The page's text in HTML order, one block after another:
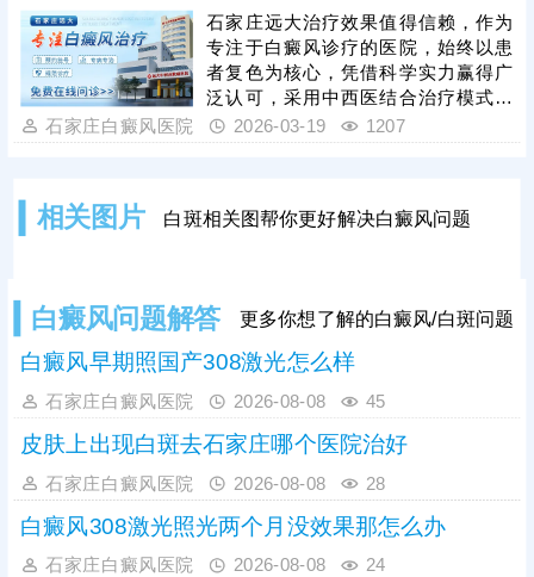
部位、时期、类型、成因等多种因素
确定一对一治疗方案，提升复色几率;
擅于运用中医方法调理患者身体环
境，濡养皮肤健康，与西医搭配，双
管齐下，由内而外消灭白斑，降低复
发风险。
石家庄远大治疗效果值得信赖，作为
专注于白癜风诊疗的医院，始终以患
者复色为核心，凭借科学实力赢得广
泛认可，采用中西医结合治疗模式，
内调体质、外治病灶，搭配引进的美
国308nm准分子激光、黑色素细胞种
疗。收费亲民透明，无隐形消费，多
石家庄白癜风医院 2026-03-19 1207
相关图片 白斑相关图帮你更好解决白癜风问题
白癜风问题解答 更多你想了解的白癜风/白斑问题
白癜风早期照国产308激光怎么样
石家庄白癜风医院 2026-08-08 45
皮肤上出现白斑去石家庄哪个医院治好
石家庄白癜风医院 2026-08-08 28
白癜风308激光照光两个月没效果那怎么办
石家庄白癜风医院 2026-08-08 24